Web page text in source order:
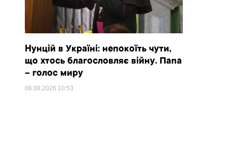
Нунцій в Україні: непокоїть чути,
що хтось благословляє війну. Папа
– голос миру
06.08.2026 10:53